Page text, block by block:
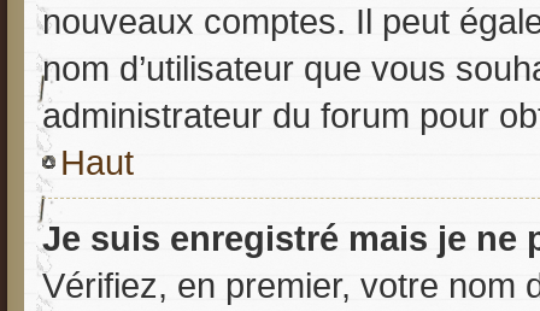
nouveaux comptes. Il peut
nom d’utilisateur que vous
administrateur du forum pour
Haut
Je suis enregistré mais je ne
Vérifiez, en premier, votre nom